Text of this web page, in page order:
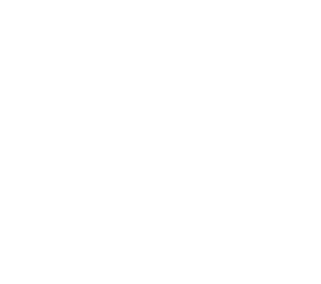
hvor man kunne tale om